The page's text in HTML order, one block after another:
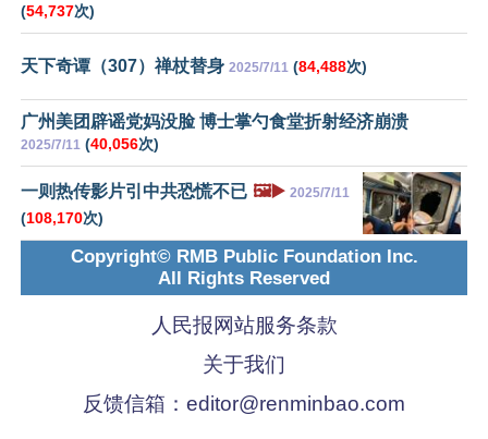
(54,737次)
天下奇谭（307）禅杖替身 2025/7/11 (84,488次)
广州美团辟谣党妈没脸 博士掌勺食堂折射经济崩溃
2025/7/11 (40,056次)
一则热传影片引中共恐慌不已 🖼️▶️ 2025/7/11
(108,170次)
Copyright© RMB Public Foundation Inc.
All Rights Reserved
人民报网站服务条款
关于我们
反馈信箱： editor@renminbao.com